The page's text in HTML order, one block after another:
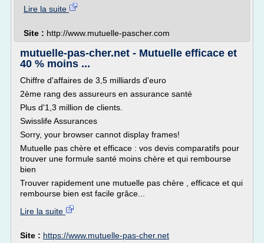
Lire la suite
Site : http://www.mutuelle-pascher.com
mutuelle-pas-cher.net - Mutuelle efficace et
40 % moins ...
Chiffre d'affaires de 3,5 milliards d'euro
2ème rang des assureurs en assurance santé
Plus d'1,3 million de clients.
Swisslife Assurances
Sorry, your browser cannot display frames!
Mutuelle pas chère et efficace : vos devis comparatifs pour
trouver une formule santé moins chère et qui rembourse
bien
Trouver rapidement une mutuelle pas chère , efficace et qui
rembourse bien est facile grâce...
Lire la suite
Site : https://www.mutuelle-pas-cher.net